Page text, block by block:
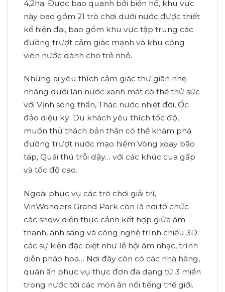
4,2ha. Được bao quanh bởi biển hồ, khu vực
này bao gồm 21 trò chơi dưới nước được thiết
kế hiện đại, bao gồm khu vực tập trung các
đường trượt cảm giác mạnh và khu công
viên nước dành cho trẻ nhỏ.
Những ai yêu thích cảm giác thư giãn nhẹ
nhàng dưới làn nước xanh mát có thể thử sức
với Vịnh sóng thần, Thác nước nhiệt đới, Ốc
đảo diệu kỳ. Du khách yêu thích tốc độ,
muốn thử thách bản thân có thể khám phá
đường trượt nước mạo hiểm Vòng xoay bão
táp, Quái thú trỗi dậy… với các khúc cua gấp
và tốc độ cao.
Ngoài phục vụ các trò chơi giải trí,
VinWonders Grand Park còn là nơi tổ chức
các show diễn thực cảnh kết hợp giữa âm
thanh, ánh sáng và công nghệ trình chiếu 3D;
các sự kiện đặc biệt như lễ hội âm nhạc, trình
diễn pháo hoa… Nơi đây còn có các nhà hàng,
quán ăn phục vụ thực đơn đa dạng từ 3 miền
trong nước tới các món ăn nổi tiếng thế giới.